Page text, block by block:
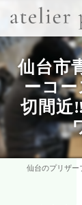
仙台市
ーコ
切間近